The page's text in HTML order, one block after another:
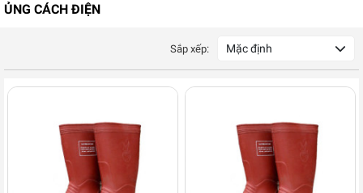
ỦNG CÁCH ĐIỆN
Sắp xếp: Mặc định